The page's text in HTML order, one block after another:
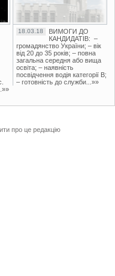
18.03.18
ВИМОГИ ДО
КАНДИДАТІВ: –
громадянство України; – вік
від 20 до 35 років; – повна
загальна середня або вища
освіта; – наявність
посвідчення водія категорії В;
– готовність до служби...»»
про це редакцію